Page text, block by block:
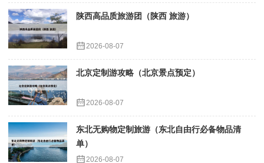
陕西高品质旅游团（陕西 旅游）
2026-08-07
北京定制游攻略（北京景点预定）
2026-08-07
东北无购物定制旅游（东北自由行必备物品清
单）
2026-08-07